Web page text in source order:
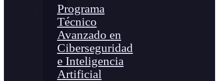
Programa
Técnico
Avanzado en
Ciberseguridad
e Inteligencia
Artificial